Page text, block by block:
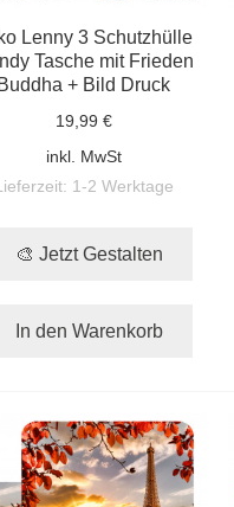
Lenny 3 Schutzhülle
Tasche mit Frieden
Buddha + Bild Druck
19,99 €
inkl. MwSt
1-2 Werktage
🎨 Jetzt Gestalten
In den Warenkorb